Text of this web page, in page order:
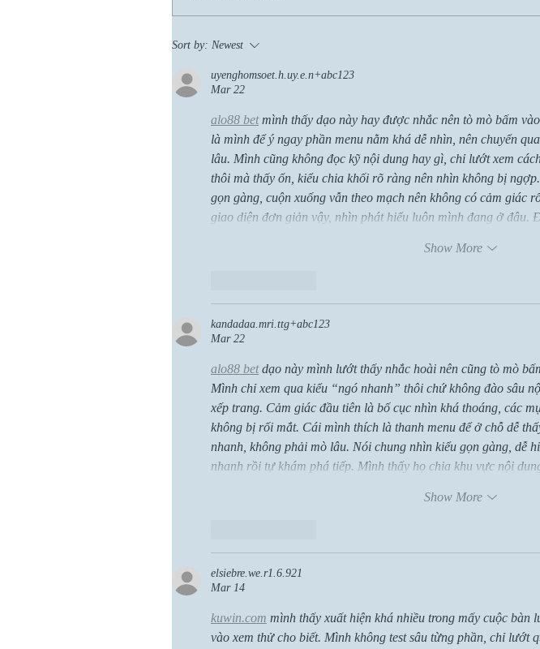
Sort by: Newest
uyenghomsoet.h.uy.e.n+abc123
Mar 22
alo88 bet mình thấy dạo này hay được nhắc nên tò mò bấm
là mình để ý ngay phần menu nằm khá dễ nhìn, nên chuyển
lâu. Mình cũng không đọc kỹ nội dung hay gì, chỉ lướt xem
thôi mà thấy ổn, kiểu chia khối rõ ràng nên nhìn không bị
gọn gàng, cuộn xuống vẫn theo mạch nên không có cảm giác
giao diện đơn giản vậy, nhìn phát hiểu luôn mình đang ở đâu.
Show More
kandadaa.mri.ttg+abc123
Mar 22
alo88 bet dạo này mình lướt thấy nhắc hoài nên cũng tò mò
Mình chỉ xem qua kiểu “ngó nhanh” thôi chứ không đào sâu
xếp trang. Cảm giác đầu tiên là bố cục nhìn khá thoáng, các
không bị rối mắt. Cái mình thích là thanh menu để ở chỗ dễ
nhanh, không phải mò lâu. Nói chung nhìn kiểu gọn gàng, dễ
nhanh rồi tự khám phá tiếp. Mình thấy họ chia khu vực nội
Show More
elsiebre.we.r1.6.921
Mar 14
kuwin.com mình thấy xuất hiện khá nhiều trong mấy cuộc bàn
vào xem thử cho biết. Mình không test sâu từng phần, chỉ lướt